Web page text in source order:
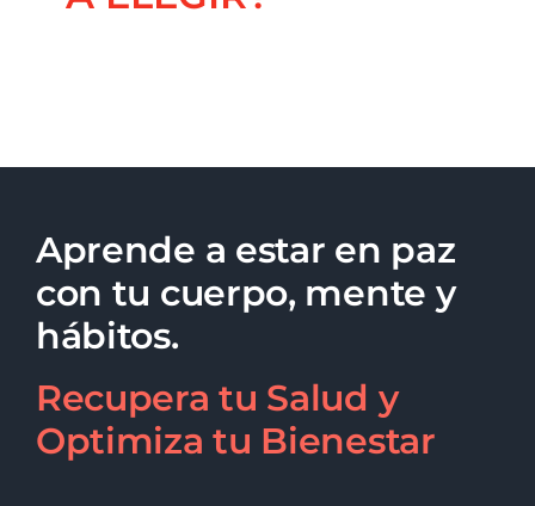
Aprende a estar en paz
con tu cuerpo, mente y
hábitos.
Recupera tu Salud y
Optimiza tu Bienestar